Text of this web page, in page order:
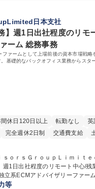
ンで丁寧に教えるため、ご経験
る方に最適な環境です。 募集職種 【総
立グループ/組織運営を支えるゼ
活躍したい 【尚可】■人事、労務
与計算・社会保険手続き・勤怠
大学院 大学 高専 短大
資格：
日本支社
】週1日出社程度のリモ
ーム 総務事務
ファームとして上場前後の資本市場戦略
基礎的なバックオフィス業務からスタ
環境です。
間休日120日以上 転勤なし 英
完全週休2日制 交通費支給
ｏｒｓＧｒｏｕｐＬｉｍｉｔｅｄ日
週1日出社程度のリモート中心/残
る当社にて経理・総務をお任せ
等